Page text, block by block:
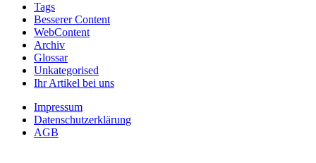
Tags
Besserer Content
WebContent
Archiv
Glossar
Unkategorised
Ihr Artikel bei uns
Impressum
Datenschutzerklärung
AGB